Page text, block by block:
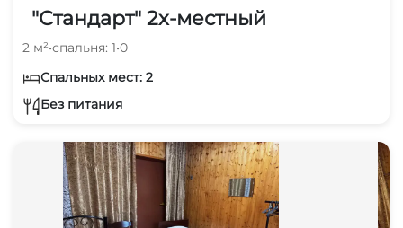
"Стандарт" 2х-местный
2 м²•спальня: 1•0
Спальных мест: 2
Без питания